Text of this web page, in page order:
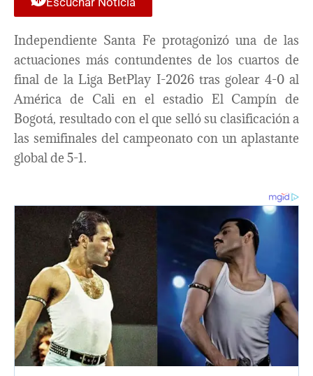
Independiente Santa Fe protagonizó una de las
actuaciones más contundentes de los cuartos de
final de la Liga BetPlay I-2026 tras golear 4-0 al
América de Cali en el estadio El Campín de
Bogotá, resultado con el que selló su clasificación a
las semifinales del campeonato con un aplastante
global de 5-1.